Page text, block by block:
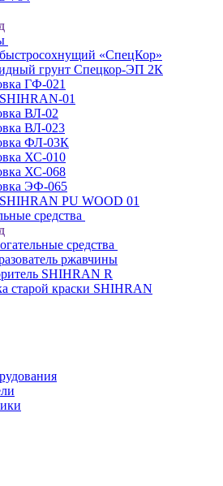
«СпецКор»
грунт Спецкор-ЭП 2К
ГФ-021
01
ВЛ-02
ВЛ-023
ФЛ-03К
ХС-010
ХС-068
ЭФ-065
PU WOOD 01
средства
средства
ржавчины
SHIHRAN R
старой краски SHIHRAN